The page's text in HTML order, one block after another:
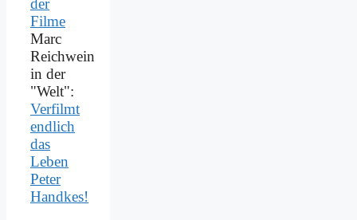
Marc
Reichwein
in der
"Welt":
Verfilmt
endlich
das
Leben
Peter
Handkes!